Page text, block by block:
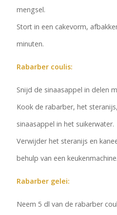
mengsel.
Stort in een cakevorm,
minuten.
Rabarber coulis:
Snijd de sinaasappel in delen
Kook de rabarber, het
sinaasappel in het suikerwater.
Verwijder het steranijs en
behulp van een keukenmachine.
Rabarber gelei:
Neem 5 dl van de rabarber